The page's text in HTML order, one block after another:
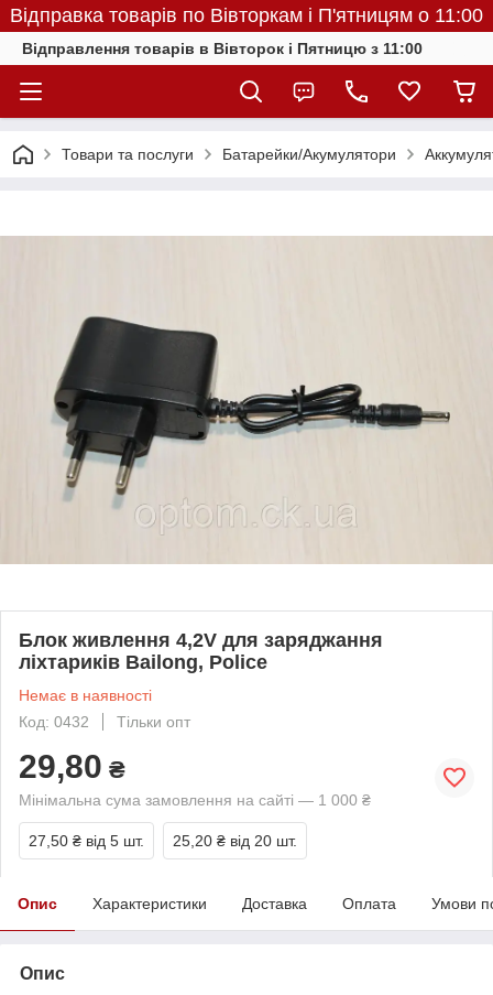
Відправка товарів по Вівторкам і П'ятницям о 11:00
Відправлення товарів в Вівторок і Пятницю з 11:00
Товари та послуги Батарейки/Акумулятори
Блок живлення 4,2V для заряджання
ліхтариків Bailong, Police
Немає в наявності
Код: 0432
Тільки опт
29,80 ₴
Мінімальна сума замовлення на сайті — 1 000 ₴
27,50 ₴ від 5 шт. 25,20 ₴ від 20 шт.
Опис Характеристики Доставка Оплата Умови
Опис